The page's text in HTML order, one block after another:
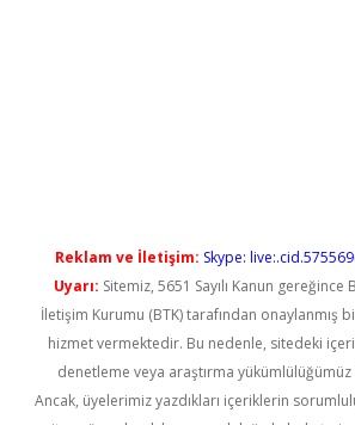
Reklam ve İletişim: Skype:
Uyarı: Sitemiz, 5651 Sayılı Kanun
İletişim Kurumu (BTK) tarafından onaylanmış
hizmet vermektedir. Bu nedenle, sitedeki
denetleme veya araştırma
Ancak, üyelerimiz yazdıkları içeriklerin